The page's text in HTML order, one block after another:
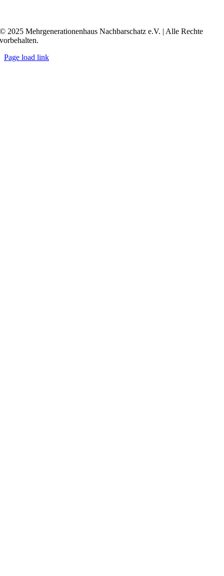
© 2025 Mehrgenerationenhaus Nachbarschatz e.V. | Alle Rechte
vorbehalten.
Page load link